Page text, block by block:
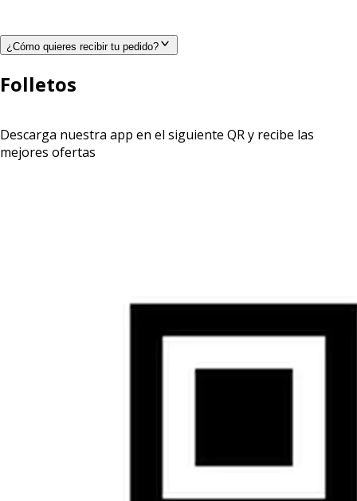
¿Cómo quieres recibir tu pedido?
Folletos
Descarga nuestra app en el siguiente QR y recibe las
mejores ofertas